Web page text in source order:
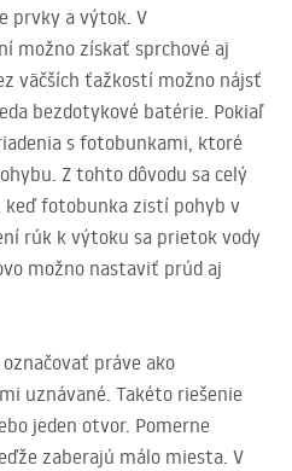
prvky a výtok. V
možno získať sprchové aj
väčších ťažkostí možno nájsť
bezdotykové batérie. Pokiaľ
s fotobunkami, ktoré
Z tohto dôvodu sa celý
fotobunka zistí pohyb v
rúk k výtoku sa prietok vody
možno nastaviť prúd aj
práve ako
uznávané. Takéto riešenie
jeden otvor. Pomerne
zaberajú málo miesta. V